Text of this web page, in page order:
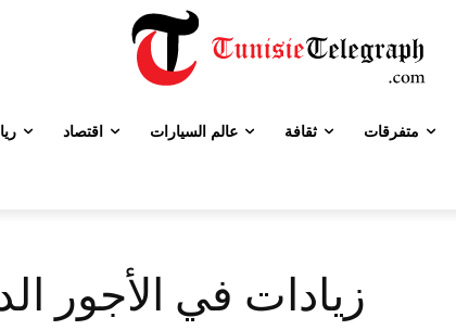
اقتصاد عالم السيارات ثقافة متفرقات
زيادات في الأجور